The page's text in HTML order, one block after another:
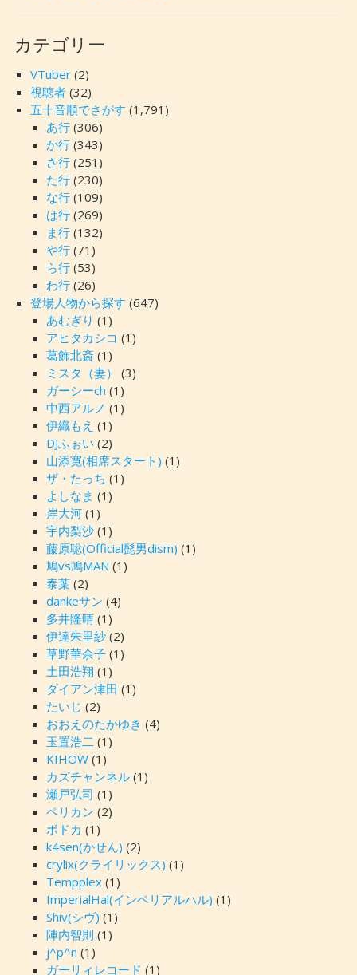
カテゴリー
VTuber(2)
視聴者(32)
五十音順でさがす (1,791)
あ行(306)
か行(343)
さ行(251)
た行(230)
な行(109)
は行(269)
ま行(132)
や行(71)
ら行(53)
わ行(26)
登場人物から探す (647)
あむぎり (1)
アヒタカシコ (1)
葛飾北斎(1)
ミスタ（妻）
(3)
ガーシーch (1)
中西アルノ (1)
伊織もえ (1)
DJふぉい (2)
山添寛(相席スタート) (1)
ザ・たっち (1)
よしなま (1)
岸大河(1)
宇内梨沙(1)
藤原聡(Official髭男dism) (1)
鳩vs鳩MAN (1)
泰葉(2)
dankeサン (4)
多井隆晴(1)
伊達朱里紗(2)
草野華余子(1)
土田浩翔 (1)
ダイアン津田 (1)
たいじ (2)
おおえのたかゆき (4)
玉置浩二(1)
KIHOW(1)
カズチャンネル(1)
瀬戸弘司 (1)
ペリカン (2)
ボドカ (1)
k4sen(かせん) (2)
crylix(クライリックス) (1)
Tempplex(1)
ImperialHal(インペリアルハル) (1)
Shiv(シヴ) (1)
陣内智則 (1)
j^p^n (1)
ガーリィレコード (1)